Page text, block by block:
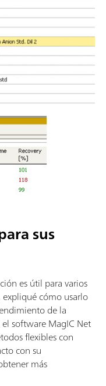
sus
es útil para varios
cómo usarlo
de la
software MagIC Net
flexibles con
con su
más